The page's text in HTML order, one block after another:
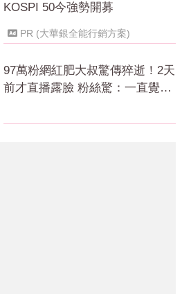
KOSPI 50今強勢開募
PR (大華銀全能行銷方案)
97萬粉網紅肥大叔驚傳猝逝！2天
前才直播露臉 粉絲驚：一直覺得